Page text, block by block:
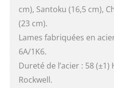
cm), Santoku (16,5 cm),
(23 cm).
Lames fabriquées en
6A/1K6.
Dureté de l’acier : 58 (±1)
Rockwell.